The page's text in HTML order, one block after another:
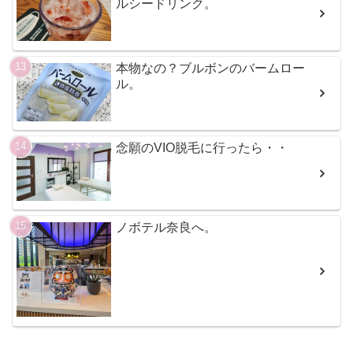
ルシードリンク。
本物なの？ブルボンのバームロー
ル。
念願のVIO脱毛に行ったら・・
ノボテル奈良へ。